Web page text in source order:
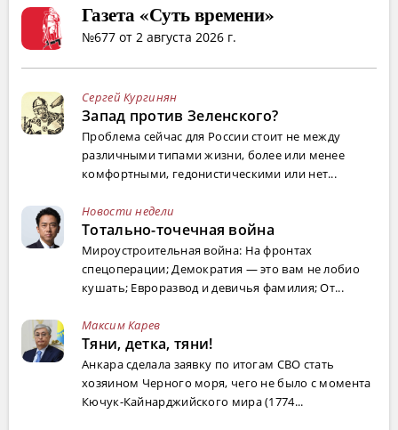
Газета «Суть времени»
№677 от 2 августа 2026 г.
Сергей Кургинян
Запад против Зеленского?
Проблема сейчас для России стоит не между
различными типами жизни, более или менее
комфортными, гедонистическими или нет...
Новости недели
Тотально-точечная война
Мироустроительная война: На фронтах
спецоперации; Демократия — это вам не лобио
кушать; Евроразвод и девичья фамилия; От...
Максим Карев
Тяни, детка, тяни!
Анкара сделала заявку по итогам СВО стать
хозяином Черного моря, чего не было с момента
Кючук-Кайнарджийского мира (1774...